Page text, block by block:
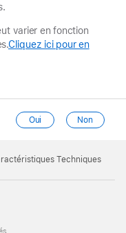
varier en fonction
Cliquez ici pour en
Oui Non
Techniques